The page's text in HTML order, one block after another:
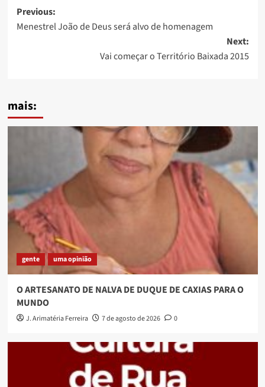
Post
navigation
Previous:
Menestrel João de Deus será alvo de homenagem
Next:
Vai começar o Território Baixada 2015
mais:
gente uma opinião
O ARTESANATO DE NALVA DE DUQUE DE CAXIAS PARA O
MUNDO
J. Arimatéria Ferreira 7 de agosto de 2026 0